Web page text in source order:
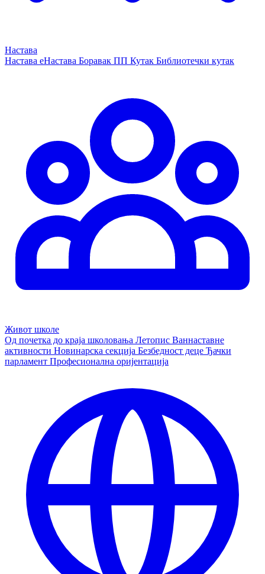
Настава
Настава еНастава Боравак ПП Кутак Библиотечки кутак
Живот школе
Од почетка до краја школовања Летопис Ваннаставне
активности Новинарска секција Безбедност деце Ђачки
парламент Професионална оријентација